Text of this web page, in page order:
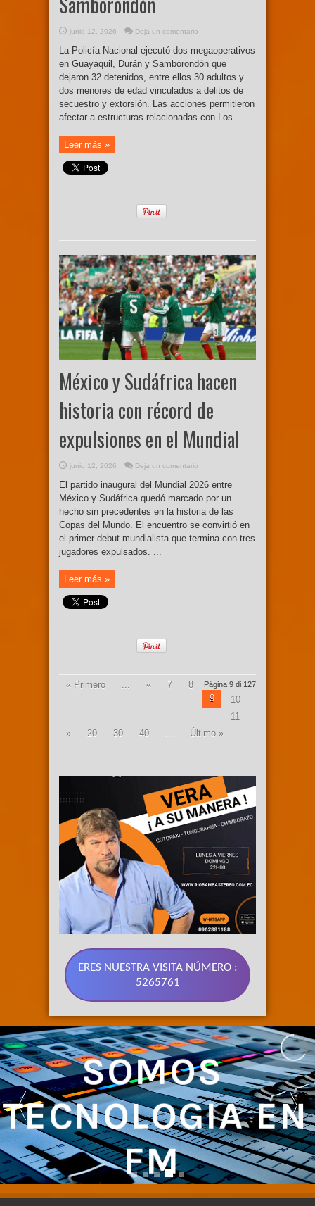
junio 12, 2026 Deja un comentario
La Policía Nacional ejecutó dos megaoperativos
en Guayaquil, Durán y Samborondón que
dejaron 32 detenidos, entre ellos 30 adultos y
dos menores de edad vinculados a delitos de
secuestro y extorsión. Las acciones permitieron
afectar a estructuras relacionadas con Los ...
Leer más »
México y Sudáfrica hacen
historia con récord de
expulsiones en el Mundial
junio 12, 2026 Deja un comentario
El partido inaugural del Mundial 2026 entre
México y Sudáfrica quedó marcado por un
hecho sin precedentes en la historia de las
Copas del Mundo. El encuentro se convirtió en
el primer debut mundialista que termina con tres
jugadores expulsados. ...
Leer más »
Página 9 di 127
« Primero ... « 7
8
9
10
11
»
20 30 40 ... Último »
ERES NUESTRA VISITA NÚMERO :
5265761
SOMOS
TECNOLOGIA EN
FM
NUESTRA SEÑAL CUBRE LA REGIÓN CENTRO DEL ECUADOR